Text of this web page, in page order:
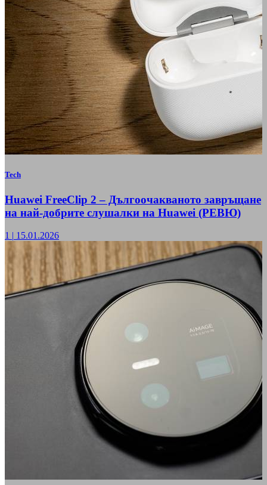
Tech
Huawei FreeClip 2 – Дългоочакваното завръщане
на най-добрите слушалки на Huawei (РЕВЮ)
1 | 15.01.2026